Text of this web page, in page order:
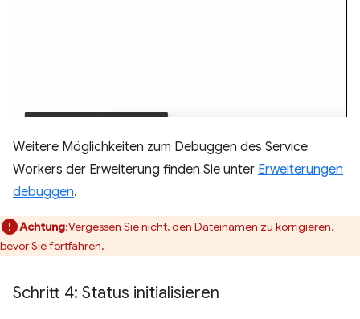
Weitere Möglichkeiten zum Debuggen des Service
Workers der Erweiterung finden Sie unter Erweiterungen
debuggen.
Achtung:Vergessen Sie nicht, den Dateinamen zu korrigieren,
bevor Sie fortfahren.
Schritt 4: Status initialisieren